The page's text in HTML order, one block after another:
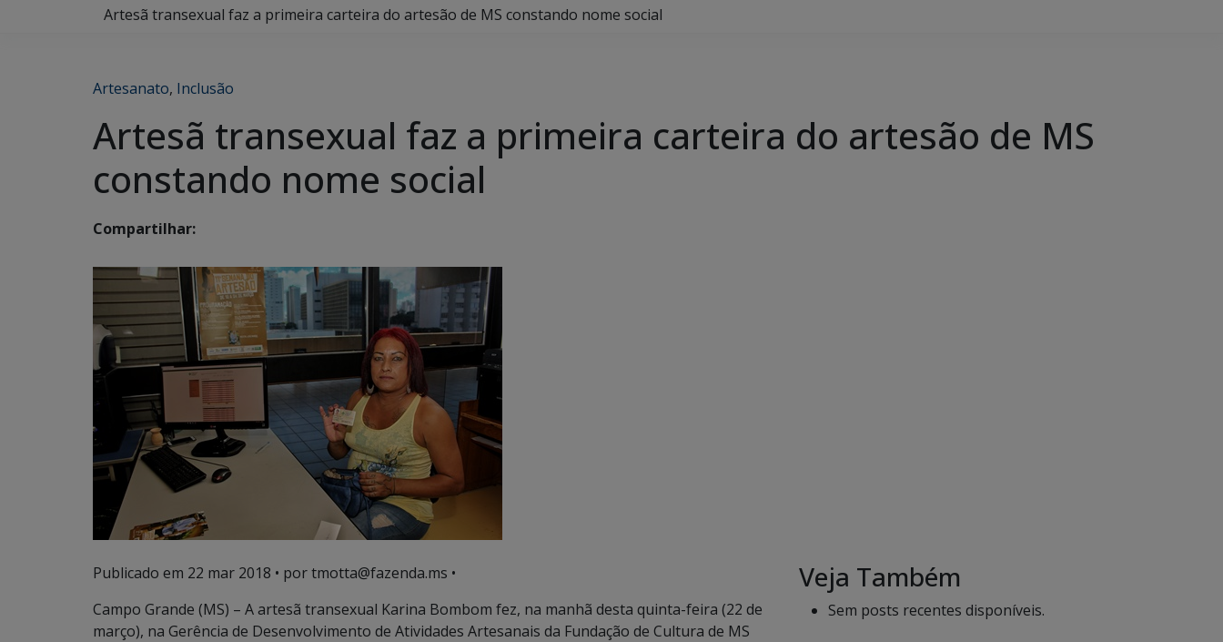
Artesã transexual faz a primeira carteira do artesão de MS constando nome social
Artesanato, Inclusão
Artesã transexual faz a primeira carteira do artesão de MS
constando nome social
Compartilhar:
Publicado em 22 mar 2018 • por tmotta@fazenda.ms •
Campo Grande (MS) – A artesã transexual Karina Bombom fez, na manhã desta quinta-feira (22 de
março), na Gerência de Desenvolvimento de Atividades Artesanais da Fundação de Cultura de MS
Veja Também
Sem posts recentes disponíveis.